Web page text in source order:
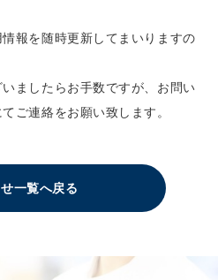
報を随時更新してまいりますの
ましたらお手数ですが、お問い
ご連絡をお願い致します。
一覧へ戻る